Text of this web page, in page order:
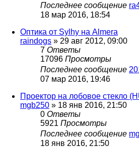
Последнее сообщение
18 мар 2016, 18:54
Оптика от Sylhy на Almera
raindogs » 29 авг 2012, 09:00
7 Ответы
17096 Просмотры
Последнее сообщение
07 мар 2016, 19:46
Проектор на лобовое стекло
mgb250 » 18 янв 2016, 21:50
0 Ответы
5921 Просмотры
Последнее сообщение
18 янв 2016, 21:50